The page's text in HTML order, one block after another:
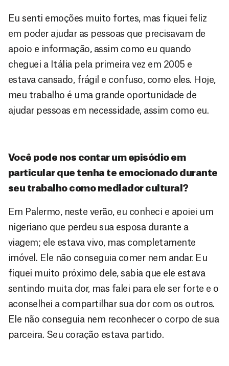
Eu senti emoções muito fortes, mas fiquei feliz
em poder ajudar as pessoas que precisavam de
apoio e informação, assim como eu quando
cheguei a Itália pela primeira vez em 2005 e
estava cansado, frágil e confuso, como eles. Hoje,
meu trabalho é uma grande oportunidade de
ajudar pessoas em necessidade, assim como eu.
Você pode nos contar um episódio em
particular que tenha te emocionado durante
seu trabalho como mediador cultural?
Em Palermo, neste verão, eu conheci e apoiei um
nigeriano que perdeu sua esposa durante a
viagem; ele estava vivo, mas completamente
imóvel. Ele não conseguia comer nem andar. Eu
fiquei muito próximo dele, sabia que ele estava
sentindo muita dor, mas falei para ele ser forte e o
aconselhei a compartilhar sua dor com os outros.
Ele não conseguia nem reconhecer o corpo de sua
parceira. Seu coração estava partido.